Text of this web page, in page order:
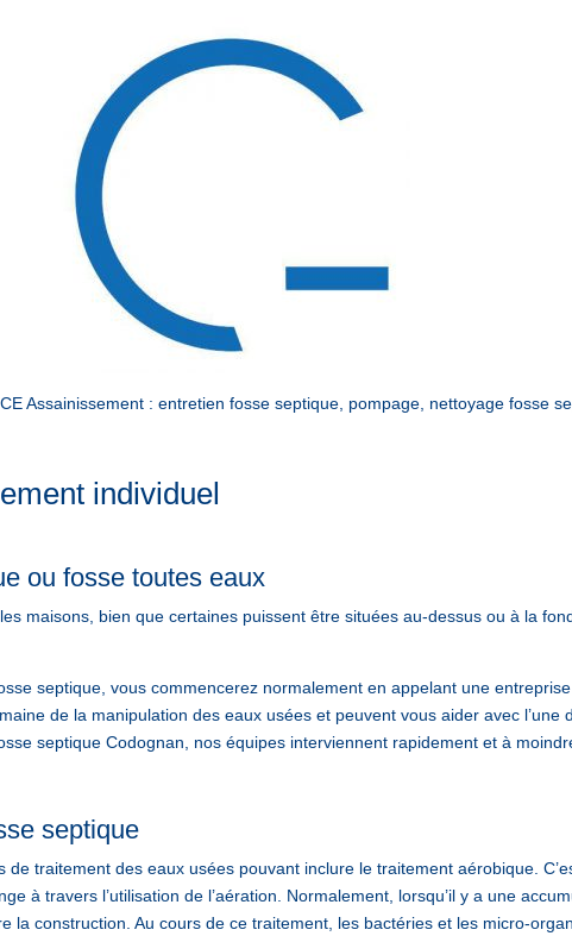
Assainissement : entretien fosse septique, pompage, nettoyage fosse
individuel
ou fosse toutes eaux
maisons, bien que certaines puissent être situées au-dessus ou à la
septique, vous commencerez normalement en appelant une
de la manipulation des eaux usées et peuvent vous aider avec l’une
septique Codognan, nos équipes interviennent rapidement et à
septique
traitement des eaux usées pouvant inclure le traitement aérobique.
à travers l’utilisation de l’aération. Normalement, lorsqu’il y a une
la construction. Au cours de ce traitement, les bactéries et les micro-